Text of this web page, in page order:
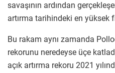
savaşının ardından
artırma tarihindeki en yüksek
Bu rakam aynı zamanda
rekorunu neredeyse üçe
açık artırma rekoru 2021